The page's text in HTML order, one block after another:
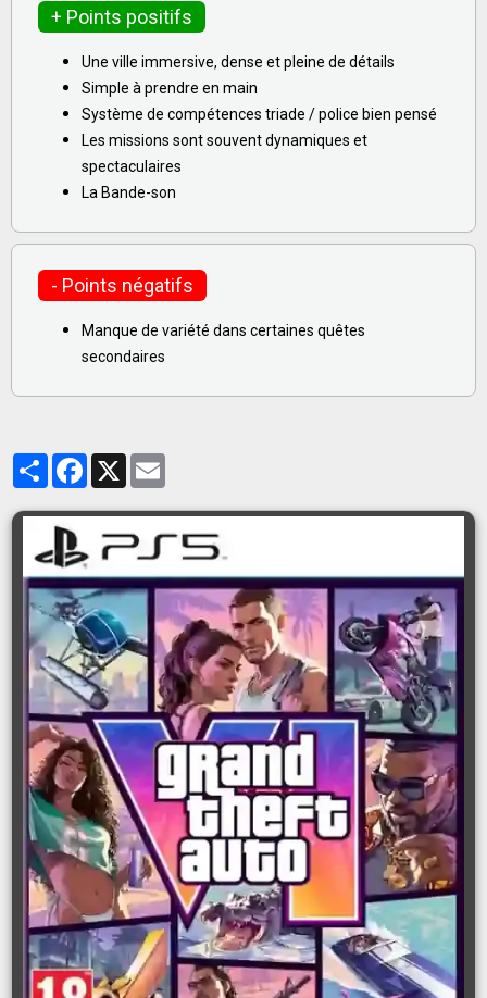
+ Points positifs
Une ville immersive, dense et pleine de détails
Simple à prendre en main
Système de compétences triade / police bien pensé
Les missions sont souvent dynamiques et
spectaculaires
La Bande-son
- Points négatifs
Manque de variété dans certaines quêtes
secondaires
PartagerFacebook
X